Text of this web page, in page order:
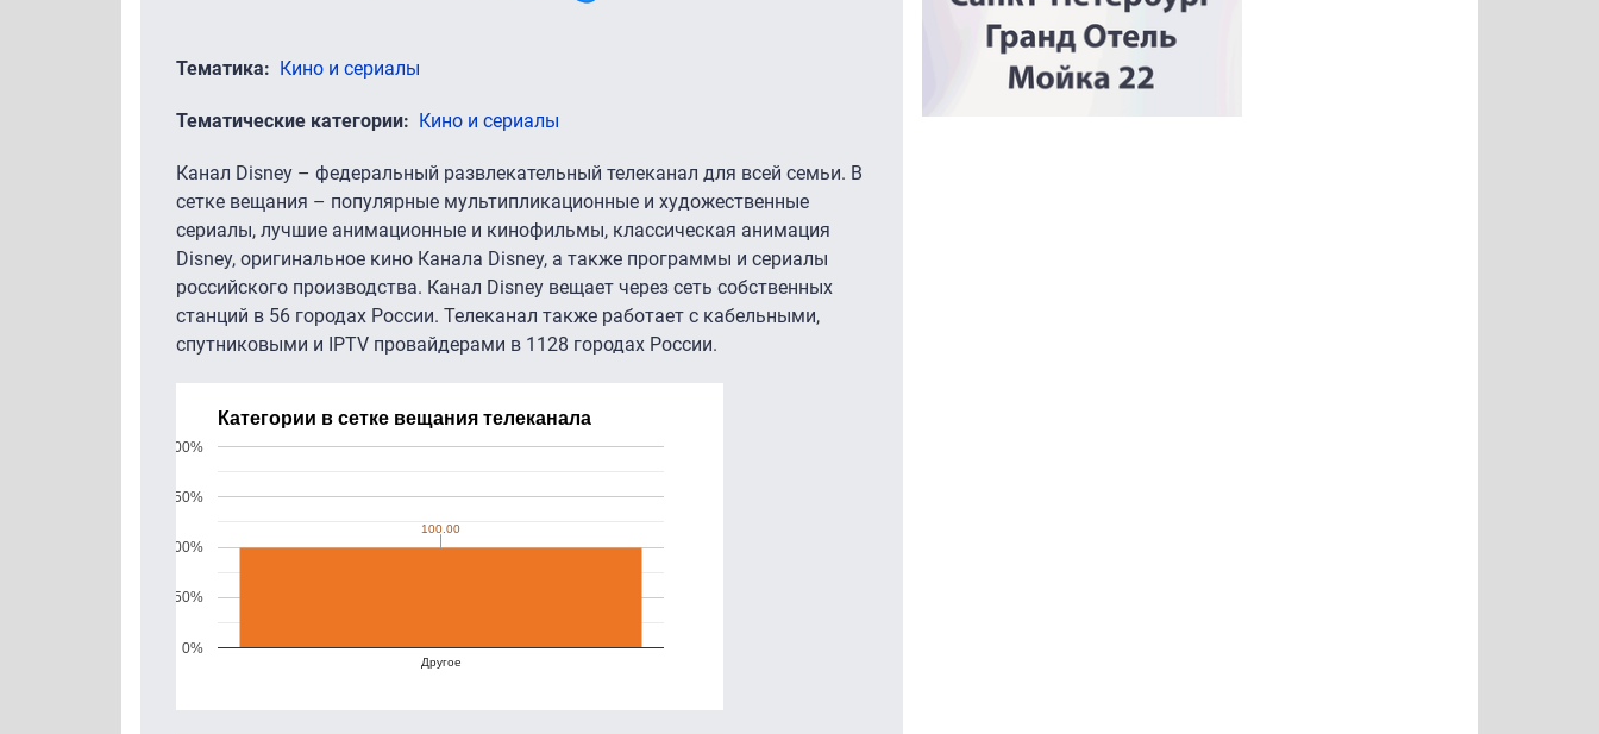
Тематика Кино и сериалы
Тематические категории Кино и сериалы
Канал Disney – федеральный развлекательный телеканал для всей семьи. В
сетке вещания – популярные мультипликационные и художественные
сериалы, лучшие анимационные и кинофильмы, классическая анимация
Disney, оригинальное кино Канала Disney, а также программы и сериалы
российского производства. Канал Disney вещает через сеть собственных
станций в 56 городах России. Телеканал также работает с кабельными,
спутниковыми и IPTV провайдерами в 1128 городах России.
Категории в сетке вещания телеканала
Другое
0%
50%
100%
150%
200%
100.00
100.00